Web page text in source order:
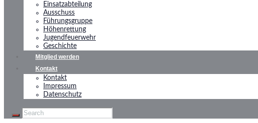
Einsatzabteilung
Ausschuss
Führungsgruppe
Höhenrettung
Jugendfeuerwehr
Geschichte
Mitglied werden
Kontakt
Kontakt
Impressum
Datenschutz